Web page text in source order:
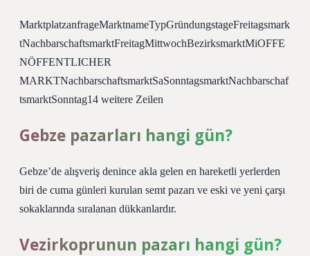
MarktplatzanfrageMarktnameTypGründungstageFreitagsmark
tNachbarschaftsmarktFreitagMittwochBezirksmarktMiOFFE
NÖFFENTLICHER
MARKTNachbarschaftsmarktSaSonntagsmarktNachbarschaf
tsmarktSonntag14 weitere Zeilen
Gebze pazarları hangi gün?
Gebze’de alışveriş denince akla gelen en hareketli yerlerden
biri de cuma günleri kurulan semt pazarı ve eski ve yeni çarşı
sokaklarında sıralanan dükkanlardır.
Vezirkoprunun pazarı hangi gün?